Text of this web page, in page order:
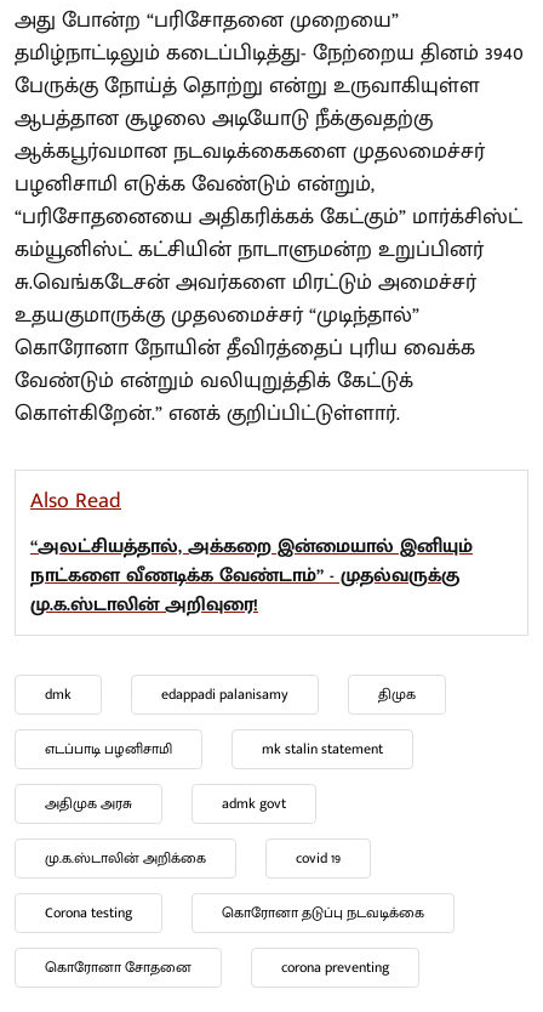
அது போன்ற “பரிசோதனை முறையை”
தமிழ்நாட்டிலும் கடைப்பிடித்து- நேற்றைய தினம் 3940
பேருக்கு நோய்த் தொற்று என்று உருவாகியுள்ள
ஆபத்தான சூழலை அடியோடு நீக்குவதற்கு
ஆக்கபூர்வமான நடவடிக்கைகளை முதலமைச்சர்
பழனிசாமி எடுக்க வேண்டும் என்றும்,
“பரிசோதனையை அதிகரிக்கக் கேட்கும்” மார்க்சிஸ்ட்
கம்யூனிஸ்ட் கட்சியின் நாடாளுமன்ற உறுப்பினர்
சு.வெங்கடேசன் அவர்களை மிரட்டும் அமைச்சர்
உதயகுமாருக்கு முதலமைச்சர் “முடிந்தால்”
கொரோனா நோயின் தீவிரத்தைப் புரிய வைக்க
வேண்டும் என்றும் வலியுறுத்திக் கேட்டுக்
கொள்கிறேன்.” எனக் குறிப்பிட்டுள்ளார்.
Also Read
“அலட்சியத்தால், அக்கறை இன்மையால் இனியும்
நாட்களை வீணடிக்க வேண்டாம்” - முதல்வருக்கு
மு.க.ஸ்டாலின் அறிவுரை!
dmk edappadi palanisamy திமுக
எடப்பாடி பழனிசாமி mk stalin statement
அதிமுக அரசு admk govt
மு.க.ஸ்டாலின் அறிக்கை covid 19
Corona testing கொரோனா தடுப்பு நடவடிக்கை
கொரோனா சோதனை corona preventing